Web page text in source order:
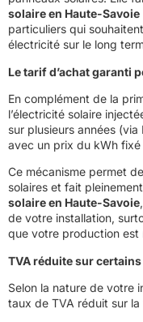
solaire en Haute-Savoie
particuliers qui
électricité sur le long
Le tarif d’achat garanti
En complément de la
l’électricité solaire
sur plusieurs années
avec un prix du kWh
Ce mécanisme permet
solaires et fait
solaire en Haute-Savoie
de votre installation,
que votre production est
TVA réduite sur
Selon la nature de votre
taux de TVA réduit sur